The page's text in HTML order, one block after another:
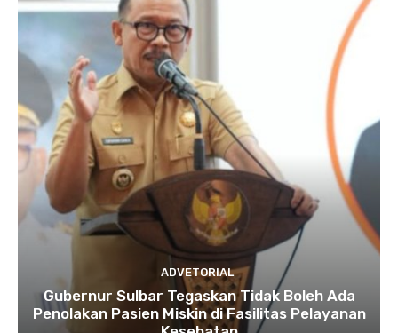
ADVETORIAL
Gubernur Sulbar Tegaskan Tidak Boleh Ada
Penolakan Pasien Miskin di Fasilitas Pelayanan